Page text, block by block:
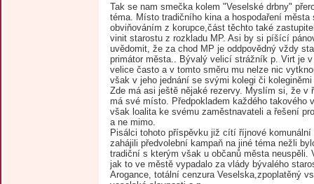
Tak se nam smečka kolem "Veselské drbny"
téma. Místo tradičního kina a hospodaření města
obviňováním z korupce,část těchto také
vinit starostu z rozkladu MP. Asi by si píšící
uvědomit, že za chod MP je oddpovědný vždy
primátor města.. Bývalý velicí strážník p. Virt je
velice často a v tomto směru mu nelze nic
však v jeho jednání se svými kolegi či
Zde má asi ještě nějaké rezervy. Myslím si, že v
má své místo. Předpokladem každého takového
však loalita ke svému zaměstnavateli a řešení
a ne mimo.
Pisálci tohoto příspěvku již cítí říjnové komunální
zahájili předvolební kampaň na jiné téma nežli
tradiční s kterým však u občanů města neuspěli.
jak to ve městě vypadalo za vlády bývalého
Arogance, totální cenzura Veselska,zpoplatěný